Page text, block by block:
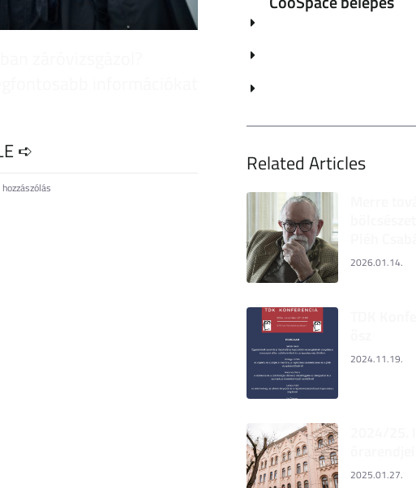
➪
Related Articles
2026.01.14.
2024.11.19.
2025.01.27.